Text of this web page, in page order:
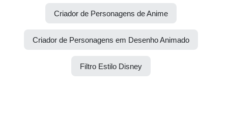
Criador de Personagens de Anime
Criador de Personagens em Desenho Animado
Filtro Estilo Disney